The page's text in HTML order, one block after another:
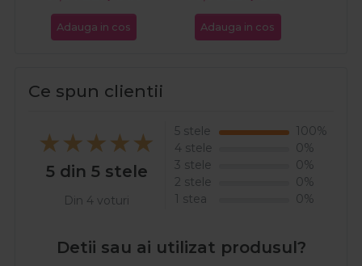
Adauga in cos Adauga in cos
Ce spun clientii
5 din 5 stele
Din 4 voturi
5 stele
100%
4 stele
0%
3 stele
0%
2 stele
0%
1 stea
0%
Detii sau ai utilizat produsul?